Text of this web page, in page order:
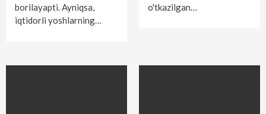
borilayapti. Ayniqsa,
iqtidorli yoshlarning…
o'tkazilgan…